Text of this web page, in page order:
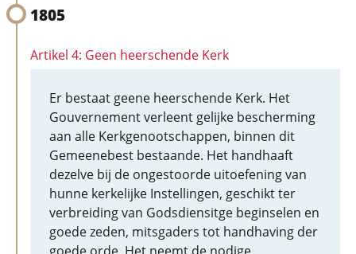
1805
Artikel 4: Geen heerschende Kerk
Er bestaat geene heerschende Kerk. Het
Gouvernement verleent gelijke bescherming
aan alle Kerkgenootschappen, binnen dit
Gemeenebest bestaande. Het handhaaft
dezelve bij de ongestoorde uitoefening van
hunne kerkelijke Instellingen, geschikt ter
verbreiding van Godsdiensitge beginselen en
goede zeden, mitsgaders tot handhaving der